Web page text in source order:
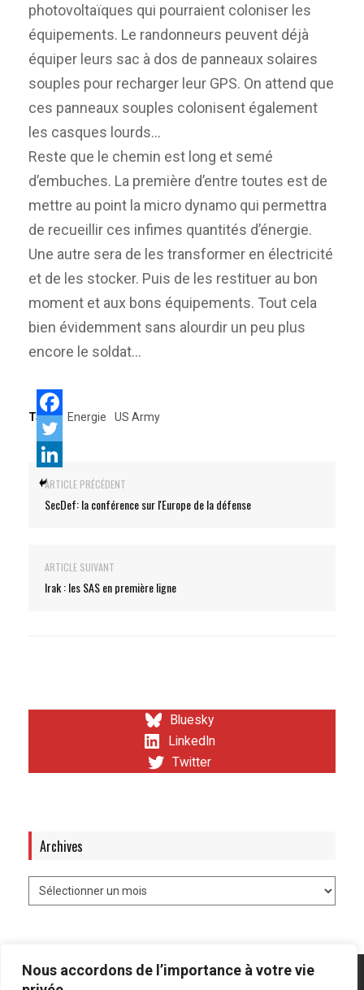
Nous accordons de l’importance à votre vie
photovoltaïques qui pourraient coloniser les
équipements. Le randonneurs peuvent déjà
équiper leurs sac à dos de panneaux solaires
souples pour recharger leur GPS. On attend que
ces panneaux souples colonisent également
les casques lourds…
Reste que le chemin est long et semé
d’embuches. La première d’entre toutes est de
mettre au point la micro dynamo qui permettra
de recueillir ces infimes quantités d’énergie.
Une autre sera de les transformer en électricité
et de les stocker. Puis de les restituer au bon
moment et aux bons équipements. Tout cela
bien évidemment sans alourdir un peu plus
encore le soldat…
Tags: Energie US Army
ARTICLE PRÉCÉDENT
SecDef: la conférence sur l'Europe de la défense
ARTICLE SUIVANT
Irak : les SAS en première ligne
Bluesky
LinkedIn
Twitter
Archives